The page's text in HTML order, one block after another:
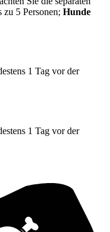
5 Personen; Hunde
1 Tag vor der
1 Tag vor der